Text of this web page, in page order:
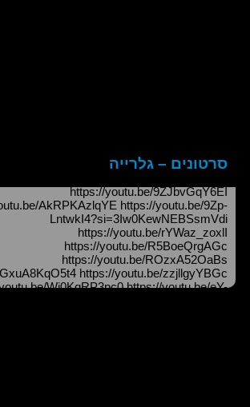
סרטונים – גלרייה
https://youtu.be/9ZJbvGqY6EI
AkRPKAzlqYE https://youtu.be/9Zp-
LntwkI4?si=3Iw0KewNEBSsmVdi
https://youtu.be/rYWaz_zoxlI
https://youtu.be/R5BoeQrgAGc
https://youtu.be/ROzxA52OaBs
https://youtu.be/zzjllgyYBGc
Wj0KqRP3pc0 https://youtu.be/eY-